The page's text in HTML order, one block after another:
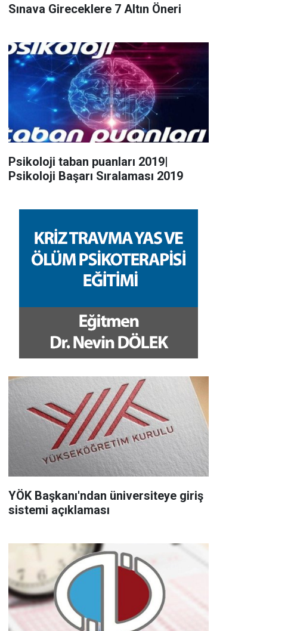
Sınava Gireceklere 7 Altın Öneri
Psikoloji taban puanları 2019|
Psikoloji Başarı Sıralaması 2019
YÖK Başkanı'ndan üniversiteye giriş
sistemi açıklaması